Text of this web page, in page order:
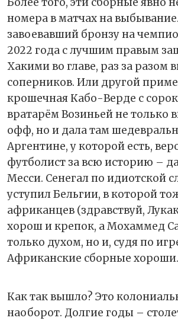
номера в матчах на
завоевавший бронзу на
2022 года с лучшим правым
Хакими во главе, раз за разом
соперников. Или другой
крошечная Кабо-Верде с
вратарём Возиньей не только
офф, но и дала там
Аргентине, у которой есть,
футболист за всю историю –
Месси. Сенегал по идиотской
уступил Бельгии, в которой
африканцев (здравствуй,
хорош и крепок, а Мохаммед
только духом, но и, судя по
Африканские сборные хороши.
Как так вышло? Это
наоборот. Долгие годы –